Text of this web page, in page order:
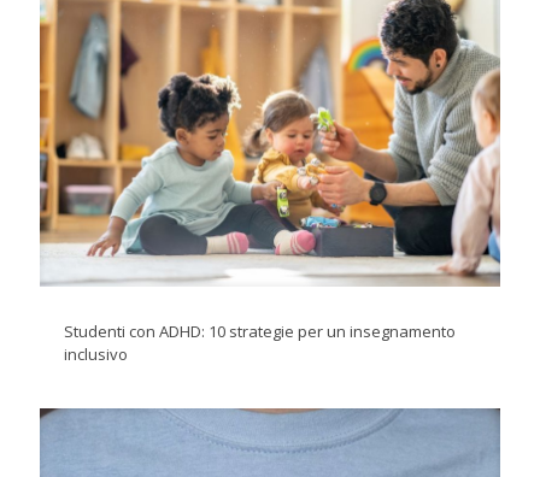
Studenti con ADHD: 10 strategie per un insegnamento
inclusivo